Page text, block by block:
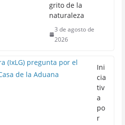
grito de la
naturaleza
3 de agosto de
2026
Ini
cia
tiv
a
po
r